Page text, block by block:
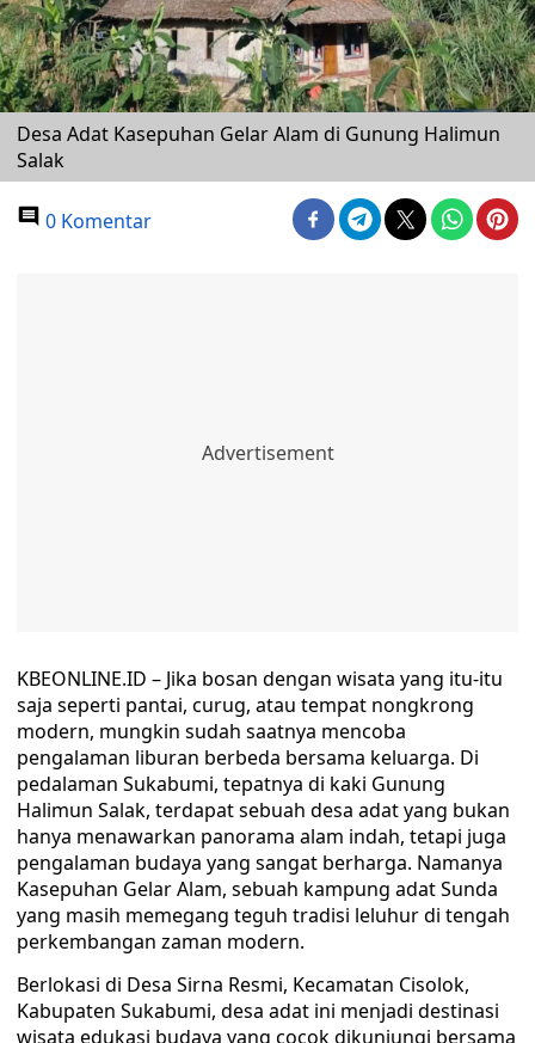
Desa Adat Kasepuhan Gelar Alam di Gunung Halimun
Salak
0 Komentar
KBEONLINE.ID – Jika bosan dengan wisata yang itu-itu
saja seperti pantai, curug, atau tempat nongkrong
modern, mungkin sudah saatnya mencoba
pengalaman liburan berbeda bersama keluarga. Di
pedalaman Sukabumi, tepatnya di kaki Gunung
Halimun Salak, terdapat sebuah desa adat yang bukan
hanya menawarkan panorama alam indah, tetapi juga
pengalaman budaya yang sangat berharga. Namanya
Kasepuhan Gelar Alam, sebuah kampung adat Sunda
yang masih memegang teguh tradisi leluhur di tengah
perkembangan zaman modern.
Berlokasi di Desa Sirna Resmi, Kecamatan Cisolok,
Kabupaten Sukabumi, desa adat ini menjadi destinasi
wisata edukasi budaya yang cocok dikunjungi bersama